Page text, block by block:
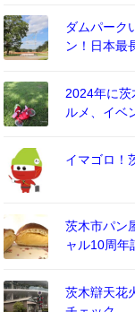
ダムパーク
ン！日本最
2024年に
ルメ、イベ
イマゴロ！
茨木市パン
ャル10周年
茨木辯天花